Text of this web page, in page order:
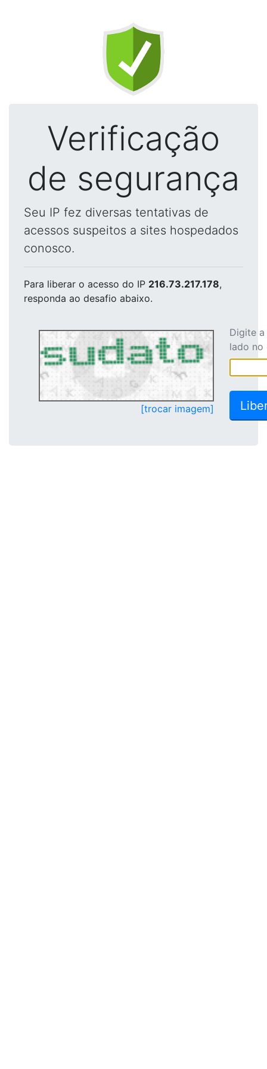
Verificação
de segurança
Seu IP fez diversas tentativas de
acessos suspeitos a sites hospedados
conosco.
Para liberar o acesso do IP 216.73.217.178,
responda ao desafio abaixo.
[trocar imagem]
Digite
lado no